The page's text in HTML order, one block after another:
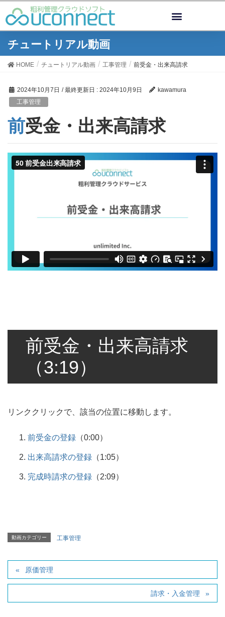
チュートリアル動画
HOME チュートリアル動画 工事管理 前受金・出来高請求
2024年10月7日 / 最終更新日 : 2024年10月9日
kawamura
工事管理
前受金・出来高請求
前受金・出来高請求
（3:19）
リンククリックで、該当の位置に移動します。
前受金の登録 （0:00）
出来高請求の登録 （1:05）
完成時請求の登録 （2:09）
動画カテゴリー 工事管理
原価管理
請求・入金管理